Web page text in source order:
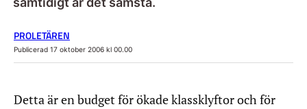
PROLETÄREN
Publicerad 17 oktober 2006 kl 00.00
Detta är en budget för ökade klassklyftor och för